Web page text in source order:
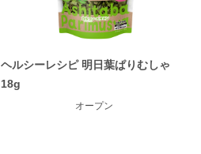
ヘルシーレシピ 明日葉ぱりむしゃ
18g
オープン